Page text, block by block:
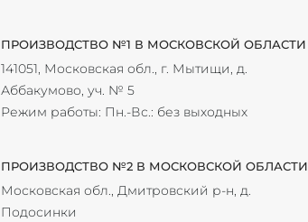
ПРОИЗВОДСТВО №1 В МОСКОВСКОЙ ОБЛАСТИ
141051, Московская обл., г. Мытищи, д.
Аббакумово, уч. № 5
Режим работы: Пн.-Вс.: без выходных
ПРОИЗВОДСТВО №2 В МОСКОВСКОЙ ОБЛАСТИ
Московская обл., Дмитровский р-н, д.
Подосинки